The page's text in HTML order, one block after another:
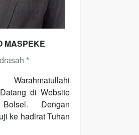
MASPEKE
*
di Website
Dengan
ke hadirat Tuhan